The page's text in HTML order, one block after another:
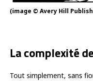
(image © Avery Hill
La complexité
Tout simplement, sans